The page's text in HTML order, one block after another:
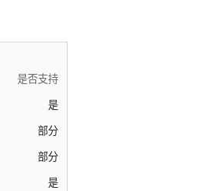
是否支持
是
部分
部分
是